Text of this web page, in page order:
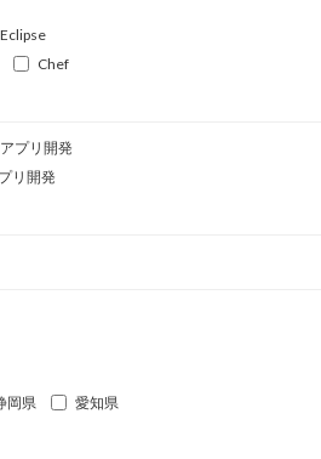
Eclipse
Chef
プリ開発
リ開発
岡県
愛知県